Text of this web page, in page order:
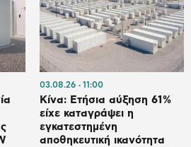
03.08.26 11:00
Κίνα: Ετήσια αύξηση 61%
είχε καταγράψει η
εγκατεστημένη
αποθηκευτική ικανότητα